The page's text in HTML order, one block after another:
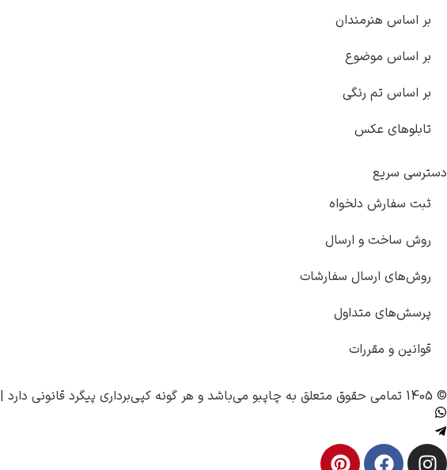
بر اساس هنرمندان
بر اساس موضوع
بر اساس تم رنگی
تابلوهای عکس
دسترسی سریع
ثبت سفارش دلخواه
روش ساخت و ارسال
روش‌های ارسال سفارشات
پرسش‌های متداول
قوانین و مقررات
© 1405 تمامی حقوق متعلق به چاپبو می‌باشد و هر گونه کپی‌برداری پیگرد قانونی دارد |